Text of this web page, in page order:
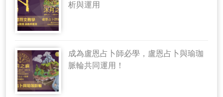
析與運用
成為盧恩占卜師必學，盧恩占卜與瑜珈
脈輪共同運用！